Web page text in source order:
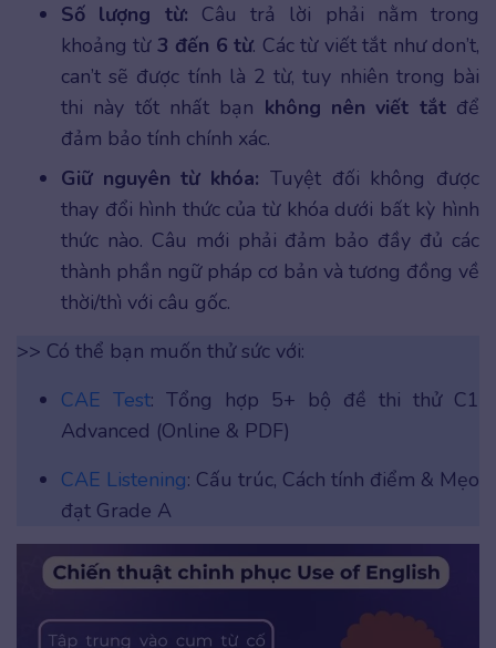
Số lượng từ: Câu trả lời phải nằm trong
khoảng từ 3 đến 6 từ. Các từ viết tắt như don’t,
can’t sẽ được tính là 2 từ, tuy nhiên trong bài
thi này tốt nhất bạn không nên viết tắtđể
đảm bảo tính chính xác.
Giữ nguyên từ khóa: Tuyệt đối không được
thay đổi hình thức của từ khóa dưới bất kỳ hình
thức nào. Câu mới phải đảm bảo đầy đủ các
thành phần ngữ pháp cơ bản và tương đồng về
thời/thì với câu gốc.
>> Có thể bạn muốn thử sức với:
CAE Test: Tổng hợp 5+ bộ đề thi thử C1
Advanced (Online & PDF)
CAE Listening: Cấu trúc, Cách tính điểm & Mẹo
đạt Grade A